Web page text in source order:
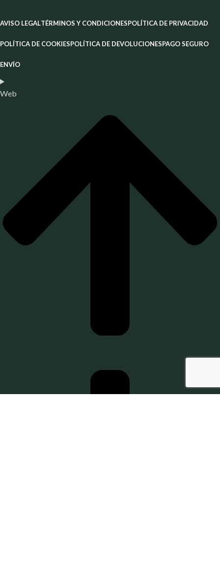
AVISO LEGALTÉRMINOS Y CONDICIONESPOLÍTICA DE PRIVACIDAD
POLÍTICA DE COOKIESPOLÍTICA DE DEVOLUCIONESPAGO SEGURO
ENVÍO
Web